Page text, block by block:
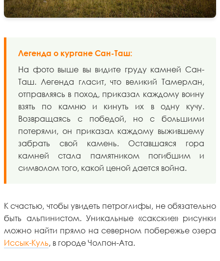
Легенда о кургане Сан-Таш:
На фото выше вы видите груду камней Сан-
Таш. Легенда гласит, что великий Тамерлан,
отправляясь в поход, приказал каждому воину
взять по камню и кинуть их в одну кучу.
Возвращаясь с победой, но с большими
потерями, он приказал каждому выжившему
забрать свой камень. Оставшаяся гора
камней стала памятником погибшим и
символом того, какой ценой дается война.
К счастью, чтобы увидеть петроглифы, не обязательно
быть альпинистом. Уникальные «сакские» рисунки
можно найти прямо на северном побережье озера
Иссык-Куль, в городе Чолпон-Ата.